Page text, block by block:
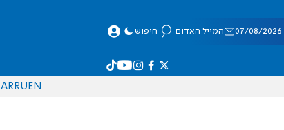
המייל האדום חיפוש
EN
RU
AR